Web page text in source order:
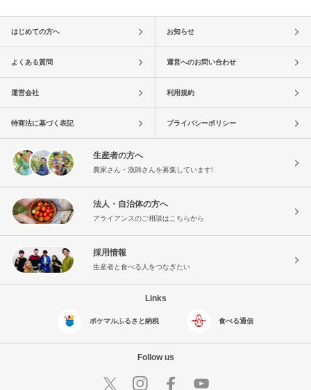
はじめての方へ お知らせ
よくある質問 運営へのお問い合わせ
運営会社 利用規約
特商法に基づく表記 プライバシーポリシー
生産者の方へ
農家さん・漁師さんを募集しています!
法人・自治体の方へ
アライアンスのご相談はこちらから
採用情報
生産者と食べる人をつなぎたい
Links
ポケマルふるさと納税 食べる通信
Follow us